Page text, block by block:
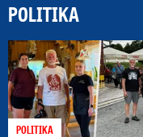
POLITIKA
POLITIKA